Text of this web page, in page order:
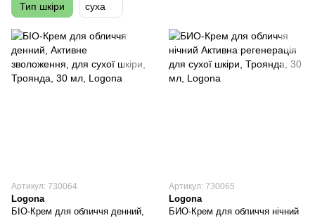
Тип шкіри суха
Артикул: 730064
Logona
БІО-Крем для обличчя денний,
Артикул: 730065
Logona
БИО-Крем для обличчя нічний